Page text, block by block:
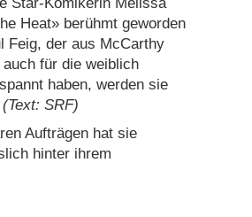
Star-Komikerin Melissa
Heat» berühmt geworden
Feig, der aus McCarthy
für die weiblich
haben, werden sie
(Text: SRF)
Aufträgen hat sie
hinter ihrem